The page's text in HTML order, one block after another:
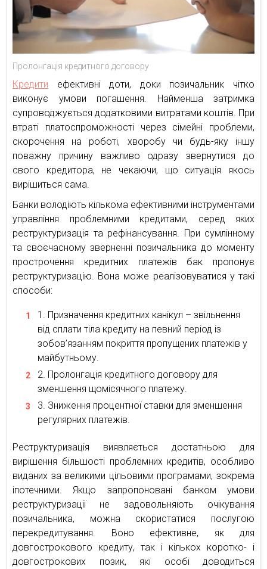
Пролонгація кредитного договору
Кредити ефективні доти, доки позичальник чітко
виконує умови погашення. Найменша затримка
супроводжується додатковими витратами коштів. При
втраті платоспроможності через сімейні проблеми,
скорочення на роботі, хворобу чи будь-яку іншу
поважну причину важливо одразу звернутися до
свого кредитора, не чекаючи, що ситуація якось
вирішиться сама.
Банки володіють кількома ефективними інструментами
управління проблемними кредитами, серед яких
реструктуризація та рефінансування. При сумлінному
та своєчасному зверненні позичальника до моменту
прострочення кредитних платежів бак пропонує
реструктуризацію. Вона може реалізовуватися у такі
способи:
Призначення кредитних канікул – звільнення
від сплати тіла кредиту на певний період із
зобов’язанням покриття пропущених платежів у
майбутньому.
Пролонгація кредитного договору для
зменшення щомісячного платежу.
Зниження процентної ставки для зменшення
регулярних платежів.
Реструктуризація виявляється достатньою для
вирішення більшості проблемних кредитів, особливо
виданих за великими цільовими програмами, зокрема
іпотечними. Якщо запропоновані банком умови
реструктуризації не задовольняють очікування
позичальника, можна скористатися послугою
перекредитування. Воно ефективне, як для
довгострокового кредиту, так і кількох коротко- і
довгострокових позик, які особі доводиться